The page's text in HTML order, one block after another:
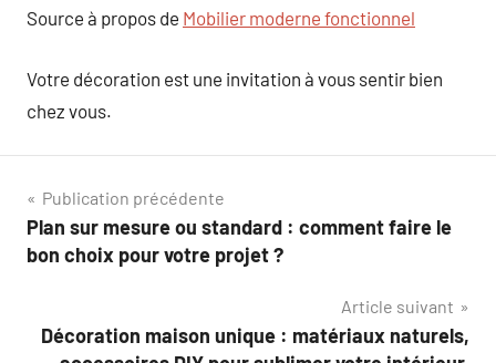
Source à propos de Mobilier moderne fonctionnel
Votre décoration est une invitation à vous sentir bien
chez vous.
Navigation
de
Publication précédente
Plan sur mesure ou standard : comment faire le
bon choix pour votre projet ?
Article suivant
Décoration maison unique : matériaux naturels,